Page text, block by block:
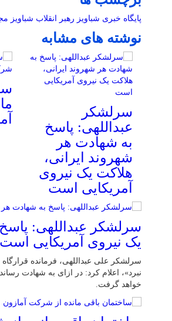
پایگاه خبری شباویز رهبر انقلاب شباویز
نوشته های مشابه
سرلشکر
عبداللهی: پاسخ
به شهادت هر
شهروند ایرانی،
هلاکت یک نیروی
آمریکایی است
سرلشکر عبداللهی:
یک نیروی آمریکایی است
سرلشکر علی عبداللهی، فرمانده قرارگاه
نبرد»، اعلام کرد: در ازای به شهادت
خواهد گرفت.